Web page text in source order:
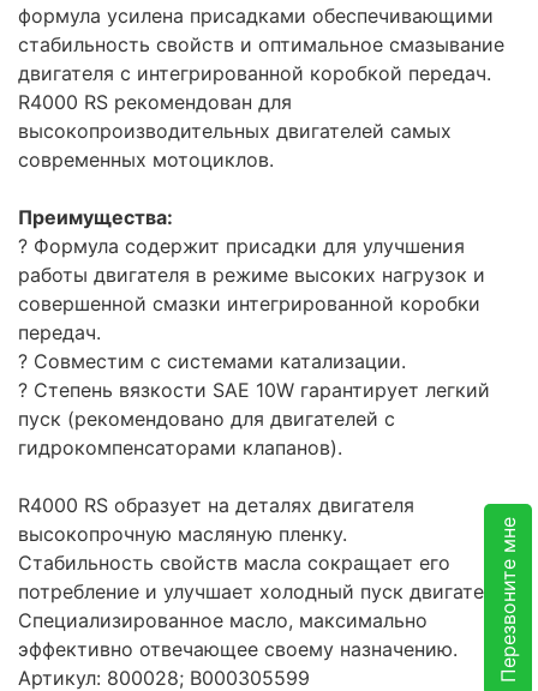
Перезвоните мне
формула усилена присадками обеспечивающими
стабильность свойств и оптимальное смазывание
двигателя с интегрированной коробкой передач.
R4000 RS рекомендован для
высокопроизводительных двигателей самых
современных мотоциклов.
Преимущества:
? Формула содержит присадки для улучшения
работы двигателя в режиме высоких нагрузок и
совершенной смазки интегрированной коробки
передач.
? Совместим с системами катализации.
? Степень вязкости SАЕ 10W гарантирует легкий
пуск (рекомендовано для двигателей с
гидрокомпенсаторами клапанов).
R4000 RS образует на деталях двигателя
высокопрочную масляную пленку.
Стабильность свойств масла сокращает его
потребление и улучшает холодный пуск двигателя.
Специализированное масло, максимально
эффективно отвечающее своему назначению.
Артикул: 800028; В000305599